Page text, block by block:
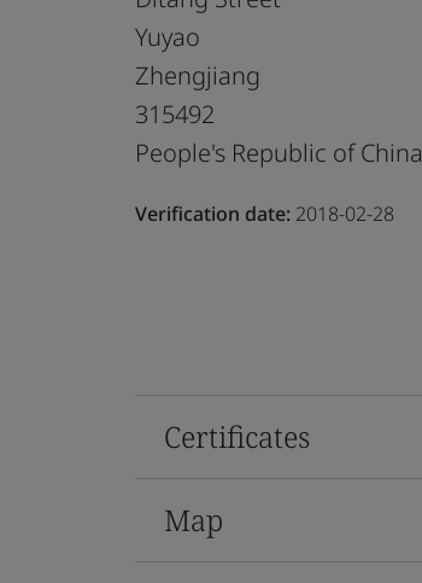
Yuyao
Zhengjiang
315492
People's Republic of China
Verification date: 2018-02-28
Certificates
Map